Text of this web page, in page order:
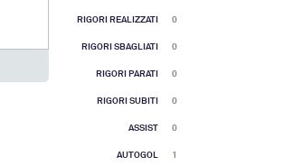
RIGORI REALIZZATI 0
RIGORI SBAGLIATI 0
RIGORI PARATI 0
RIGORI SUBITI 0
ASSIST 0
AUTOGOL 1